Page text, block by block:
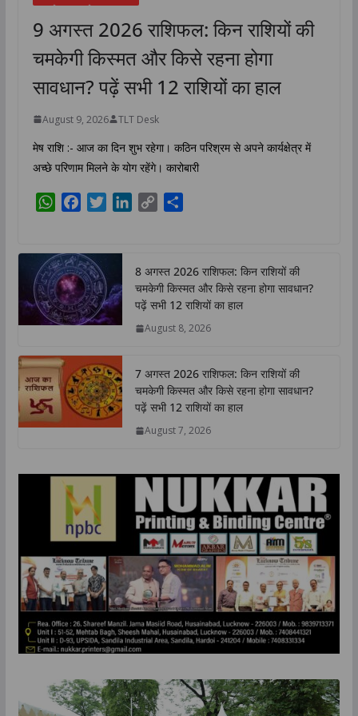
9 अगस्त 2026 राशिफल: किन राशियों की
चमकेगी किस्मत और किसे रहना होगा
सावधान? पढ़ें सभी 12 राशियों का हाल
August 9, 2026 TLT Desk
मेष राशि :- आज का दिन शुभ रहेगा। कठिन परिश्रम से अपने कार्यक्षेत्र में
अच्छे परिणाम मिलने के योग रहेंगे। कारोबारी
W
t
s
A
p
e
b
o
o
t
e
r
e
d
n
L
i
k
e
8 अगस्त 2026 राशिफल: किन राशियों की
चमकेगी किस्मत और किसे रहना होगा सावधान?
पढ़ें सभी 12 राशियों का हाल
August 8, 2026
7 अगस्त 2026 राशिफल: किन राशियों की
चमकेगी किस्मत और किसे रहना होगा सावधान?
पढ़ें सभी 12 राशियों का हाल
August 7, 2026